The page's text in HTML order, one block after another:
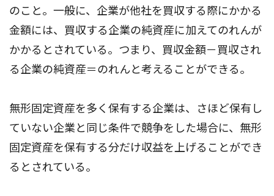
のこと。一般に、企業が他社を買収する際にかかる
金額には、買収する企業の純資産に加えてのれんが
かかるとされている。つまり、買収金額－買収され
る企業の純資産＝のれんと考えることができる。
無形固定資産を多く保有する企業は、さほど保有し
ていない企業と同じ条件で競争をした場合に、無形
固定資産を保有する分だけ収益を上げることができ
るとされている。